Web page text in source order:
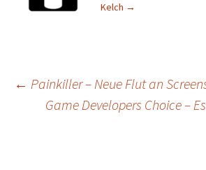
Kelch →
Post
← Painkiller – Neue Flut an
Game Developers Choice –